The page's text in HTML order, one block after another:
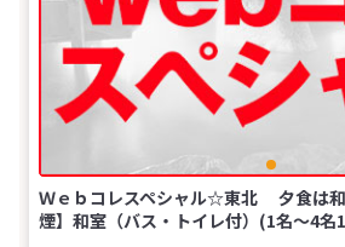
Ｗｅｂコレスペシャル☆東北 夕食は
煙】和室（バス・トイレ付）(1名～4名